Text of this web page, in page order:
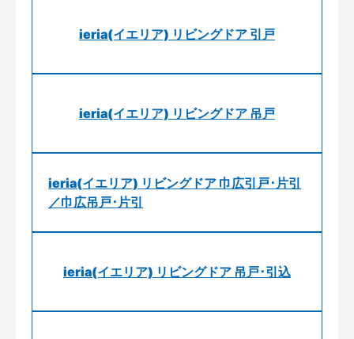
ieria(イエリア) リビングドア 引戸
ieria(イエリア) リビングドア 吊戸
ieria(イエリア) リビングドア 巾広引戸･片引
／巾広吊戸･片引
ieria(イエリア) リビングドア 吊戸･引込